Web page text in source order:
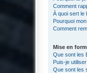
Comment
À quoi sert le
Pourquoi
Comment
Mise en
Que sont les
Puis-je
Que sont les